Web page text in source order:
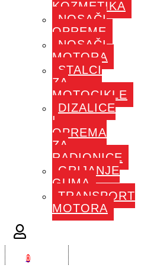
KOZMETIKA
NOSAČI
OPREME
NOSAČI
MOTORA
STALCI
ZA
MOTOCIKLE
DIZALICE
I
OPREMA
ZA
RADIONICE
GRIJANJE
GUMA
TRANSPORT
MOTORA
0